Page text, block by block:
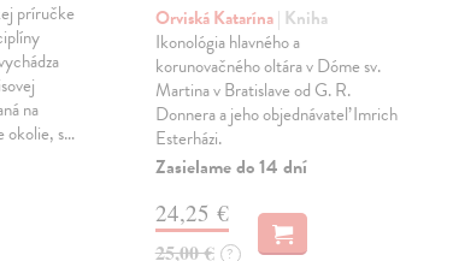
príručke
na
okolie, s…
Orviská Katarína| Kniha
Ikonológia hlavného a
korunovačného oltára v Dóme sv.
Martina v Bratislave od G. R.
Donnera a jeho objednávateľ Imrich
Esterházi.
Zasielame do 14 dní
24,25 €
25,00 € ?